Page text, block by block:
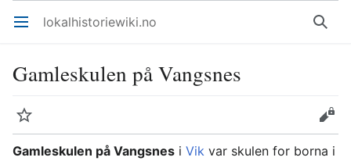
Åpne hovedmenyen lokalhistoriewiki.no Søk
Gamleskulen på Vangsnes
Overvåk
Rediger
Gamleskulen på Vangsnes i Vik var skulen for borna i